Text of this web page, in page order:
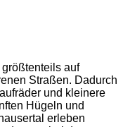
auf
Straßen. Dadurch
und kleinere
Hügeln und
erleben